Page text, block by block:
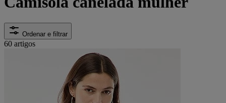
Ordenar e filtrar
60 artigos